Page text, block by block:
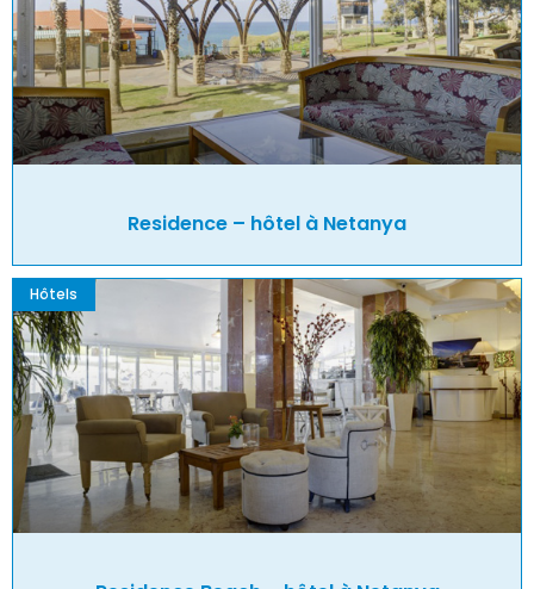
Residence – hôtel à Netanya
Hôtels